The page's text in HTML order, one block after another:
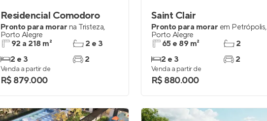
Residencial Comodoro
Pronto para morar na Tristeza,
Porto Alegre
92 a 218 m²
2 e 3
2 e 3
2
Venda a partir de
R$ 879.000
Saint Clair
Pronto para morar em Petrópolis,
Porto Alegre
65 e 89 m²
2 e 3
2
2
Venda a partir de
R$ 880.000